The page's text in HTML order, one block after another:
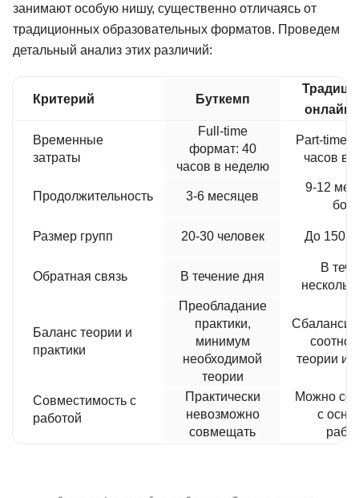
занимают особую нишу, существенно отличаясь от
традиционных образовательных форматов. Проведем
детальный анализ этих различий:
Критерий Буткемп
Временные
затраты
Full-time
формат: 40
часов в неделю
Part-time:
часов в
Продолжительность 3-6 месяцев
9-12
Размер групп 20-30 человек До 150
Обратная связь В течение дня
В
Баланс теории и
практики
Преобладание
практики,
минимум
необходимой
теории
теории и
Совместимость с
работой
Практически
невозможно
совмещать
Можно
с